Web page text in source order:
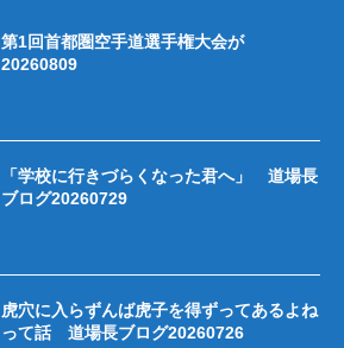
第1回首都圏空手道選手権大会が
20260809
「学校に行きづらくなった君へ」 道場長
ブログ20260729
虎穴に入らずんば虎子を得ずってあるよね
って話 道場長ブログ20260726